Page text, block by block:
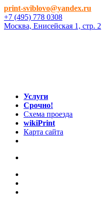
print-sviblovo@yandex.ru
+7 (495) 778 0308
Москва, Енисейская 1, стр. 2
Услуги
Срочно!
Схема проезда
wikiPrint
Карта сайта